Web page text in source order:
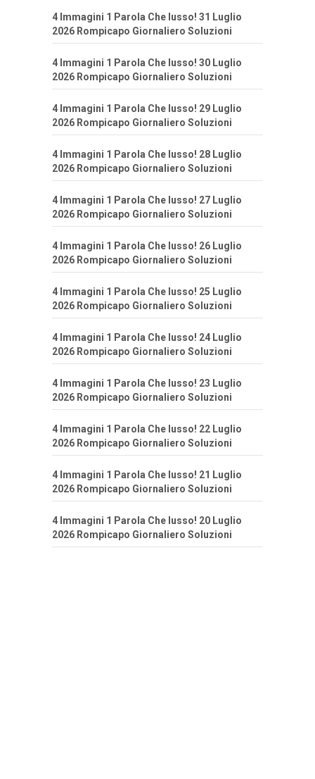
4 Immagini 1 Parola Che lusso! 31 Luglio
2026 Rompicapo Giornaliero Soluzioni
4 Immagini 1 Parola Che lusso! 30 Luglio
2026 Rompicapo Giornaliero Soluzioni
4 Immagini 1 Parola Che lusso! 29 Luglio
2026 Rompicapo Giornaliero Soluzioni
4 Immagini 1 Parola Che lusso! 28 Luglio
2026 Rompicapo Giornaliero Soluzioni
4 Immagini 1 Parola Che lusso! 27 Luglio
2026 Rompicapo Giornaliero Soluzioni
4 Immagini 1 Parola Che lusso! 26 Luglio
2026 Rompicapo Giornaliero Soluzioni
4 Immagini 1 Parola Che lusso! 25 Luglio
2026 Rompicapo Giornaliero Soluzioni
4 Immagini 1 Parola Che lusso! 24 Luglio
2026 Rompicapo Giornaliero Soluzioni
4 Immagini 1 Parola Che lusso! 23 Luglio
2026 Rompicapo Giornaliero Soluzioni
4 Immagini 1 Parola Che lusso! 22 Luglio
2026 Rompicapo Giornaliero Soluzioni
4 Immagini 1 Parola Che lusso! 21 Luglio
2026 Rompicapo Giornaliero Soluzioni
4 Immagini 1 Parola Che lusso! 20 Luglio
2026 Rompicapo Giornaliero Soluzioni